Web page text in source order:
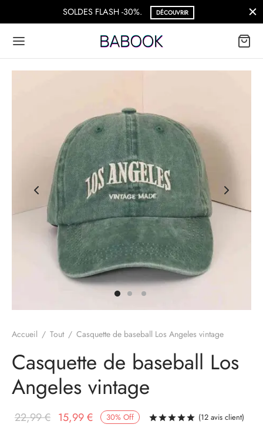
Livraison Gratuite à partir de 69€
Accueil / Tout / Casquette de baseball Los Angeles vintage
Casquette de baseball Los
Angeles vintage
30% Off Notésur 5
(12 avis client)
22,99€ Le prix
15,99€ Le prix